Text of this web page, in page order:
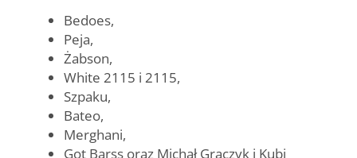
Bedoes,
Peja,
Żabson,
White 2115 i 2115,
Szpaku,
Bateo,
Merghani,
Got Barss oraz Michał Graczyk i Kubi